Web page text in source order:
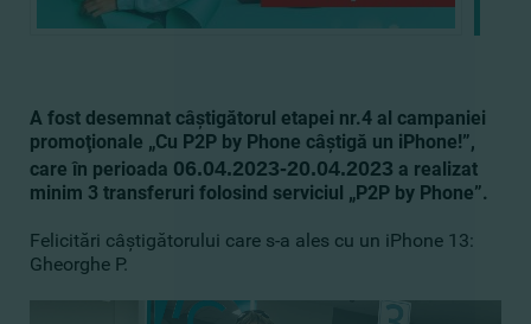
A fost desemnat câştigătorul etapei nr.4 al campaniei
promoţionale „Cu P2P by Phone câştigă un iPhone!”,
care în perioada 06.04.2023-20.04.2023 a realizat
minim 3 transferuri folosind serviciul „P2P by Phone”.
Felicitări câştigătorului care s-a ales cu un iPhone 13:
Gheorghe P.